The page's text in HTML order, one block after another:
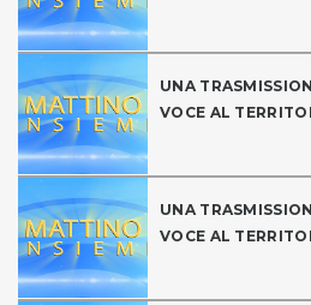
UNA
VOCE AL
UNA
VOCE AL